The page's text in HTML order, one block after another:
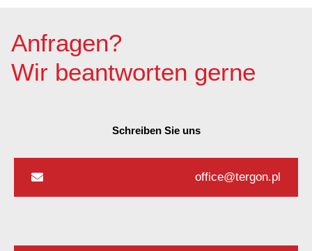
Anfragen?
Wir beantworten gerne
Schreiben Sie uns
office@tergon.pl